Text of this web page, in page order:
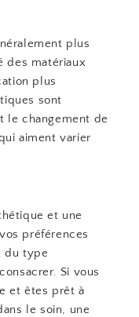
plus
des matériaux
plus
sont
le changement de
aiment varier
et une
préférences
du type
Si vous
et êtes prêt à
le soin, une